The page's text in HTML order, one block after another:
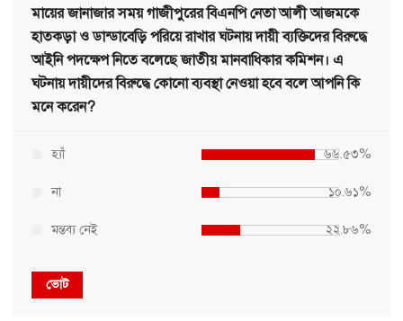
মায়ের জানাজার সময় গাজীপুরের বিএনপি নেতা আলী আজমকে
হাতকড়া ও ডান্ডাবেড়ি পরিয়ে রাখার ঘটনায় দায়ী ব্যক্তিদের বিরুদ্ধে
আইনি পদক্ষেপ নিতে বলেছে জাতীয় মানবাধিকার কমিশন। এ
ঘটনায় দায়ীদের বিরুদ্ধে কোনো ব্যবস্থা নেওয়া হবে বলে আপনি কি
মনে করেন?
হ্যাঁ ৬৬.৫৩%
না ১০.৬১%
মন্তব্য নেই ২২.৮৬%
ভোট